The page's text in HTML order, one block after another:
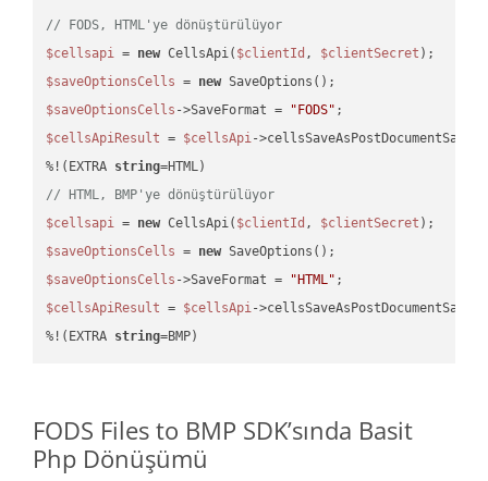
// FODS, HTML'ye dönüştürülüyor
$cellsapi = new CellsApi( $clientId , $clientSecret
$saveOptionsCells = new
$saveOptionsCells ->SaveFormat = "FODS"
$cellsApiResult = $cellsApi-
%!(EXTRA string
// HTML, BMP'ye dönüştürülüyor
$cellsapi = new CellsApi( $clientId , $clientSecret
$saveOptionsCells = new
$saveOptionsCells ->SaveFormat = "HTML"
$cellsApiResult = $cellsApi-
%!(EXTRA string=BMP)
FODS Files to BMP SDK’sında Basit
Php Dönüşümü